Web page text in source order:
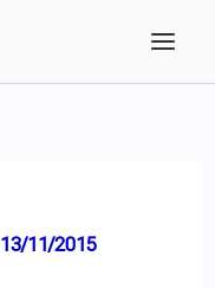
13/11/2015